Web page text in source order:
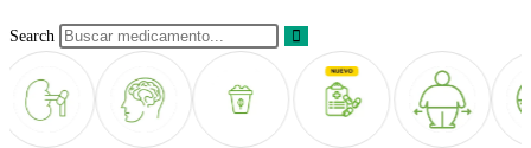
Search